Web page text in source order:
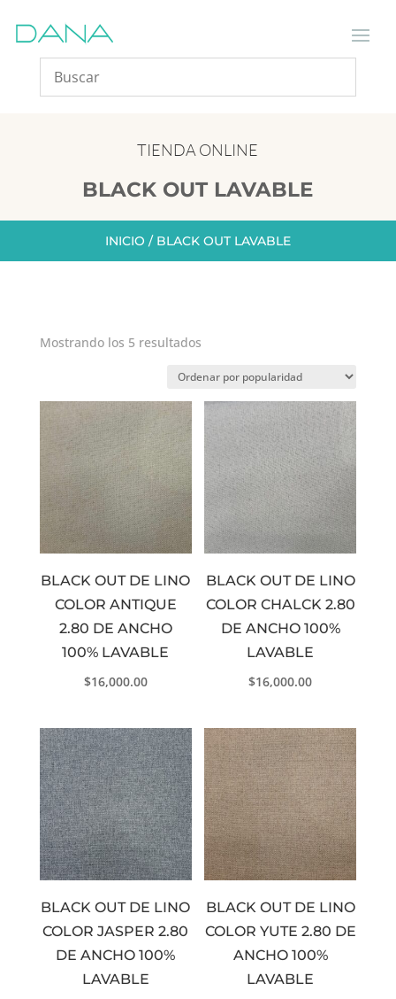
TIENDA ONLINE
BLACK OUT LAVABLE
INICIO / BLACK OUT LAVABLE
Mostrando los 5 resultadosOrdenado
popularidad
BLACK OUT DE LINO
COLOR ANTIQUE
2.80 DE ANCHO
100% LAVABLE
$16,000.00
BLACK OUT DE LINO
COLOR CHALCK 2.80
DE ANCHO 100%
LAVABLE
$16,000.00
BLACK OUT DE LINO
COLOR JASPER 2.80
DE ANCHO 100%
LAVABLE
BLACK OUT DE LINO
COLOR YUTE 2.80 DE
ANCHO 100%
LAVABLE